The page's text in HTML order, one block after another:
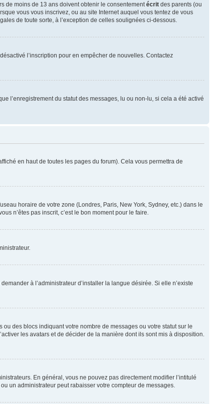
de moins de 13 ans doivent obtenir le consentement écrit des parents (ou
vous vous inscrivez, ou au site Internet auquel vous tentez de vous
de toute sorte, à l’exception de celles soulignées ci-dessous.
l’inscription pour en empêcher de nouvelles. Contactez
l’enregistrement du statut des messages, lu ou non-lu, si cela a été activé
en haut de toutes les pages du forum). Cela vous permettra de
horaire de votre zone (Londres, Paris, New York, Sydney, etc.) dans le
n’êtes pas inscrit, c’est le bon moment pour le faire.
à l’administrateur d’installer la langue désirée. Si elle n’existe
des blocs indiquant votre nombre de messages ou votre statut sur le
les avatars et de décider de la manière dont ils sont mis à disposition.
En général, vous ne pouvez pas directement modifier l’intitulé
un administrateur peut rabaisser votre compteur de messages.